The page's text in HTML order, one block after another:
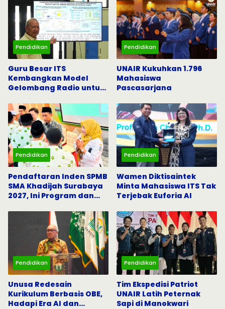
Pendidikan
Guru Besar ITS
Kembangkan Model
Gelombang Radio untuk
Darurat
Pendidikan
UNAIR Kukuhkan 1.796
Mahasiswa
Pascasarjana
Pendidikan
Pendaftaran Inden SPMB
SMA Khadijah Surabaya
2027, Ini Program dan
Pendidikan
Wamen Diktisaintek
Minta Mahasiswa ITS Tak
Terjebak Euforia AI
Pendidikan
Unusa Redesain
Kurikulum Berbasis OBE,
Hadapi Era AI dan
Pendidikan
Tim Ekspedisi Patriot
UNAIR Latih Peternak
Sapi di Manokwari